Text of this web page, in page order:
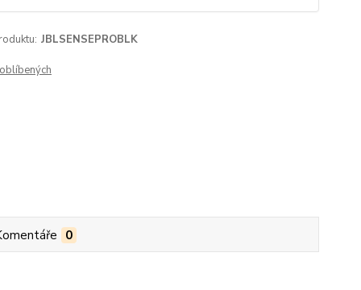
JBLSENSEPROBLK
0